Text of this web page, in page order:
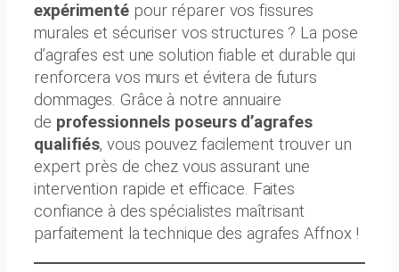
expérimentépour réparer vos fissures
murales et sécuriser vos structures ? La pose
d’agrafes est une solution fiable et durable qui
renforcera vos murs et évitera de futurs
dommages. Grâce à notre annuaire
de professionnels poseurs d’agrafes
qualifiés, vous pouvez facilement trouver un
expert près de chez vous assurant une
intervention rapide et efficace. Faites
confiance à des spécialistes maîtrisant
parfaitement la technique des agrafes Affnox !